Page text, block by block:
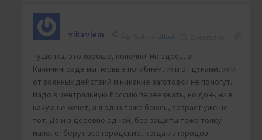
vikavlem atlast
Тушёнка, это хорошо, конечно! Но здесь, в
Калининграде мы первые погибнем, или от цунами, или
от военных действий и никакие заготовки не помогут.
Надо в центральную Россию переезжать, но дочь ни в
какую не хочет, а я одна тоже боюсь, возраст уже не
тот. Да и в деревне одной, без защиты тоже толку
мало, отберут всё городские, когда из городов